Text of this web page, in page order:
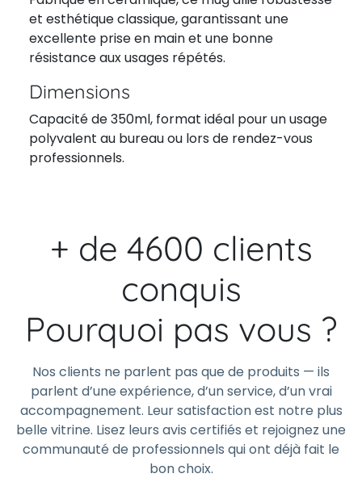
et esthétique classique, garantissant une
excellente prise en main et une bonne
résistance aux usages répétés.
Dimensions
Capacité de 350ml, format idéal pour un usage
polyvalent au bureau ou lors de rendez-vous
professionnels.
+ de 4600 clients
conquis
Pourquoi pas vous ?
Nos clients ne parlent pas que de produits — ils
parlent d’une expérience, d’un service, d’un vrai
accompagnement. Leur satisfaction est notre plus
belle vitrine. Lisez leurs avis certifiés et rejoignez une
communauté de professionnels qui ont déjà fait le
bon choix.